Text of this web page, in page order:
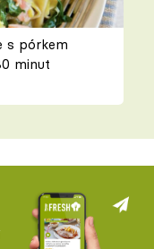
s pórkem
minut